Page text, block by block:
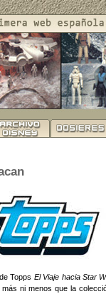
Topps El Viaje hacia Star
ni menos que la